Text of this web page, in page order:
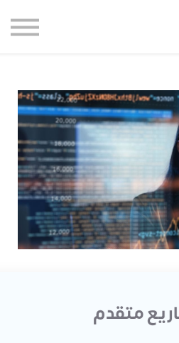
جديد
الدخول
متقدم